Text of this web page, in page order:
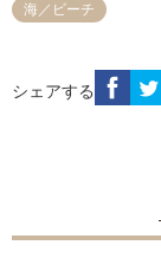
海／ビーチ
シェアする